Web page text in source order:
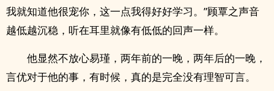
我就知道他很宠你，这一点我得好好学习。”顾覃之声音
越低越沉稳，听在耳里就像有低低的回声一样。
他显然不放心易瑾，两年前的一晚，两年后的一晚，
言优对于他的事，有时候，真的是完全没有理智可言。